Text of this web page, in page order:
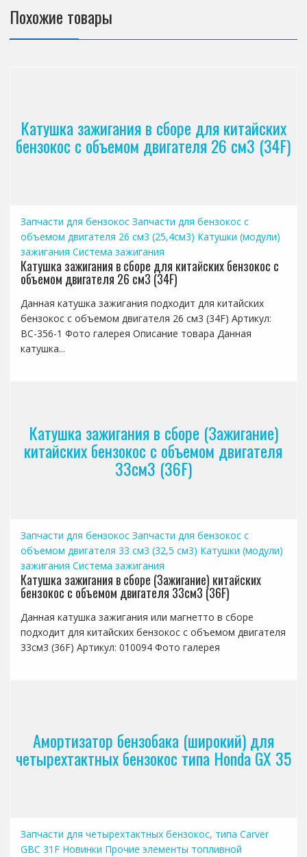
Похожие товары
Катушка зажигания в сборе для китайских
бензокос с объемом двигателя 26 см3 (34F)
Запчасти для бензокос Запчасти для бензокос с
объемом двигателя 26 см3 (25,4см3) Катушки (модули)
зажигания Система зажигания
Катушка зажигания в сборе для китайских бензокос с
объемом двигателя 26 см3 (34F)
Данная катушка зажигания подходит для китайских
бензокос с объемом двигателя 26 см3 (34F) Артикул:
BC-356-1 Фото галерея Описание товара Данная
катушка...
Катушка зажигания в сборе (Зажигание)
китайских бензокос с объемом двигателя
33см3 (36F)
Запчасти для бензокос Запчасти для бензокос с
объемом двигателя 33 см3 (32,5 см3) Катушки (модули)
зажигания Система зажигания
Катушка зажигания в сборе (Зажигание) китайских
бензокос с объемом двигателя 33см3 (36F)
Данная катушка зажигания или магнетто в сборе
подходит для китайских бензокос с объемом двигателя
33см3 (36F) Артикул: 010094 Фото галерея
Амортизатор бензобака (широкий) для
четырехтактных бензокос типа Honda GX 35
Запчасти для четырехтактных бензокос, типа Carver
GBC 31F Новинки Прочие элементы топливной